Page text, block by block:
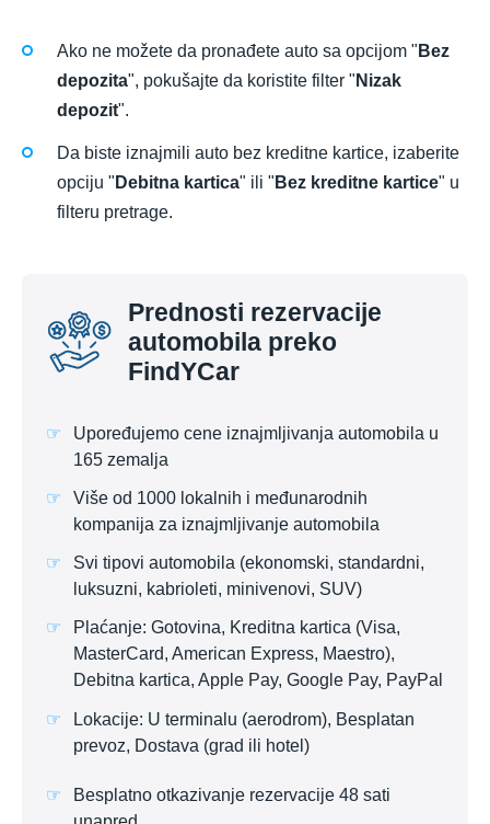
Ako ne možete da pronađete auto sa opcijom " Bez
depozita", pokušajte da koristite filter " Nizak
depozit".
Da biste iznajmili auto bez kreditne kartice, izaberite
opciju " Debitna kartica" ili " Bez kreditne kartice" u
filteru pretrage.
Prednosti rezervacije
automobila preko
FindYCar
Upoređujemo cene iznajmljivanja automobila u
165 zemalja
Više od 1000 lokalnih i međunarodnih
kompanija za iznajmljivanje automobila
Svi tipovi automobila (ekonomski, standardni,
luksuzni, kabrioleti, minivenovi, SUV)
Plaćanje: Gotovina, Kreditna kartica (Visa,
MasterCard, American Express, Maestro),
Debitna kartica, Apple Pay, Google Pay, PayPal
Lokacije: U terminalu (aerodrom), Besplatan
prevoz, Dostava (grad ili hotel)
Besplatno otkazivanje rezervacije 48 sati